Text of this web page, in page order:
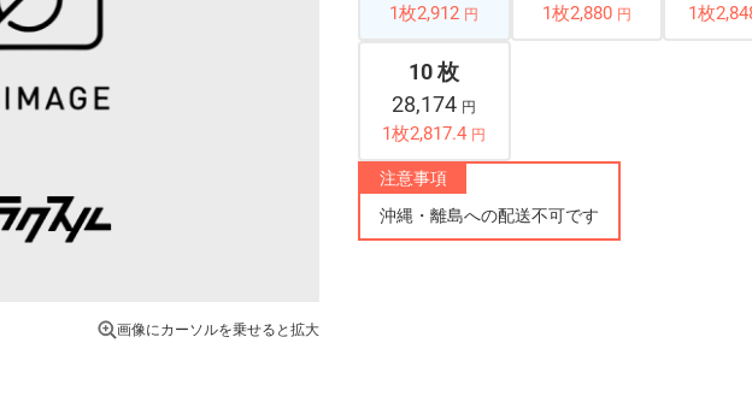
画像にカーソルを乗せると拡大
1枚2,912 円 1枚2,880 円 1枚
10 枚
28,174 円
1枚2,817.4 円
注意事項
沖縄・離島への配送不可です